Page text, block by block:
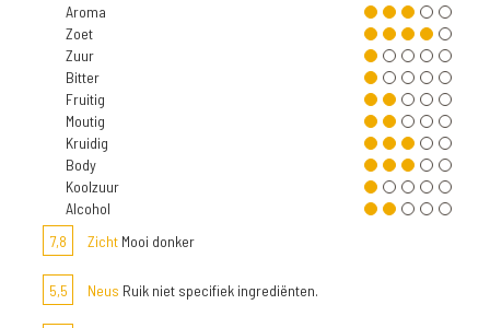
Aroma
Zoet
Zuur
Bitter
Fruitig
Moutig
Kruidig
Body
Koolzuur
Alcohol
7,8
Zicht Mooi donker
5,5 Neus Ruik niet specifiek ingrediënten.